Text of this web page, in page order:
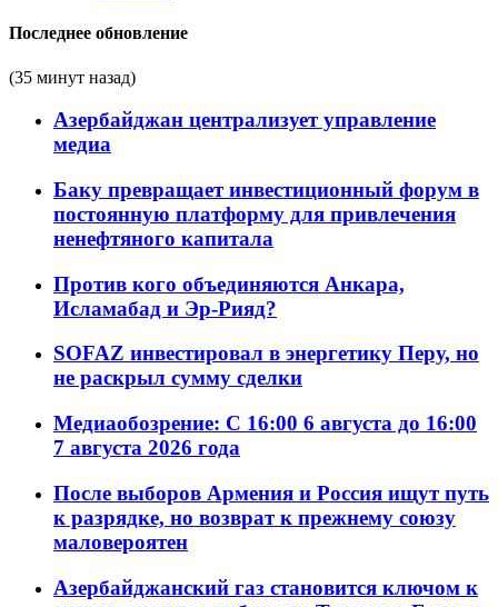
Последнее обновление
(35 минут назад)
Азербайджан централизует управление
медиа
Баку превращает инвестиционный форум в
постоянную платформу для привлечения
ненефтяного капитала
Против кого объединяются Анкара,
Исламабад и Эр-Рияд?
SOFAZ инвестировал в энергетику Перу, но
не раскрыл сумму сделки
Медиаобозрение: С 16:00 6 августа до 16:00
7 августа 2026 года
После выборов Армения и Россия ищут путь
к разрядке, но возврат к прежнему союзу
маловероятен
Азербайджанский газ становится ключом к